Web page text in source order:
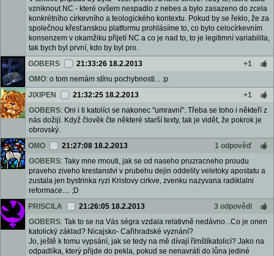
vzniknout NC - které ovšem nespadlo z nebes a bylo zasazeno do zcela
konkrétního církevního a teologického kontextu. Pokud by se řeklo, že za
společnou křesťanskou platformu prohlásíme to, co bylo celocírkevním
konsenzem v okamžiku přijetí NC a co je nad to, to je legitimní variabilita,
tak bych byl první, kdo by byl pro.
GOBERS
21:33:26 18.2.2013
+1
OMO: o tom nemám stínu pochybnosti... :p
JIXIPEN
21:32:25 18.2.2013
+1
GOBERS: Oni i ti katolíci se nakonec "umravní". Třeba se toho i někteří z
nás dožijí. Když člověk čte některé starší texty, tak je vidět, že pokrok je
obrovský.
OMO
21:27:08 18.2.2013
1 odpověď
GOBERS: Taky mne rmouti, jak se od naseho pruzracneho proudu
praveho ziveho krestanstvi v prubehu dejin oddelily veletoky apostatu a
zustala jen bystrinka ryzi Kristovy cirkve, zvenku nazyvana radiklalni
reformace.... ;D
PRISCILA
21:26:05 18.2.2013
3 odpovědi
GOBERS: Tak to se na Vás ségra vzdala relativně nedávno...Co je onen
katolický základ? Nicajsko- Cařihradské vyznání?
Jo, ještě k tomu vypsání, jak se tedy na mě dívají římštíkatolicí? Jako na
odpadlíka, který přijde do pekla, pokud se nenavrátí do lůna jediné